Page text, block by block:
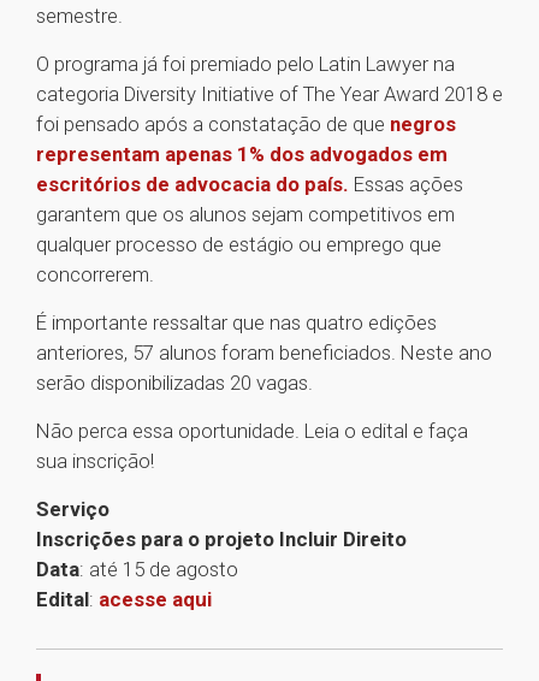
semestre.
O programa já foi premiado pelo Latin Lawyer na
categoria Diversity Initiative of The Year Award 2018 e
foi pensado após a constatação de que negros
representam apenas 1% dos advogados em
escritórios de advocacia do país. Essas ações
garantem que os alunos sejam competitivos em
qualquer processo de estágio ou emprego que
concorrerem.
É importante ressaltar que nas quatro edições
anteriores, 57 alunos foram beneficiados. Neste ano
serão disponibilizadas 20 vagas.
Não perca essa oportunidade. Leia o edital e faça
sua inscrição!
Serviço
Inscrições para o projeto Incluir Direito
Data: até 15 de agosto
Edital: acesse aqui